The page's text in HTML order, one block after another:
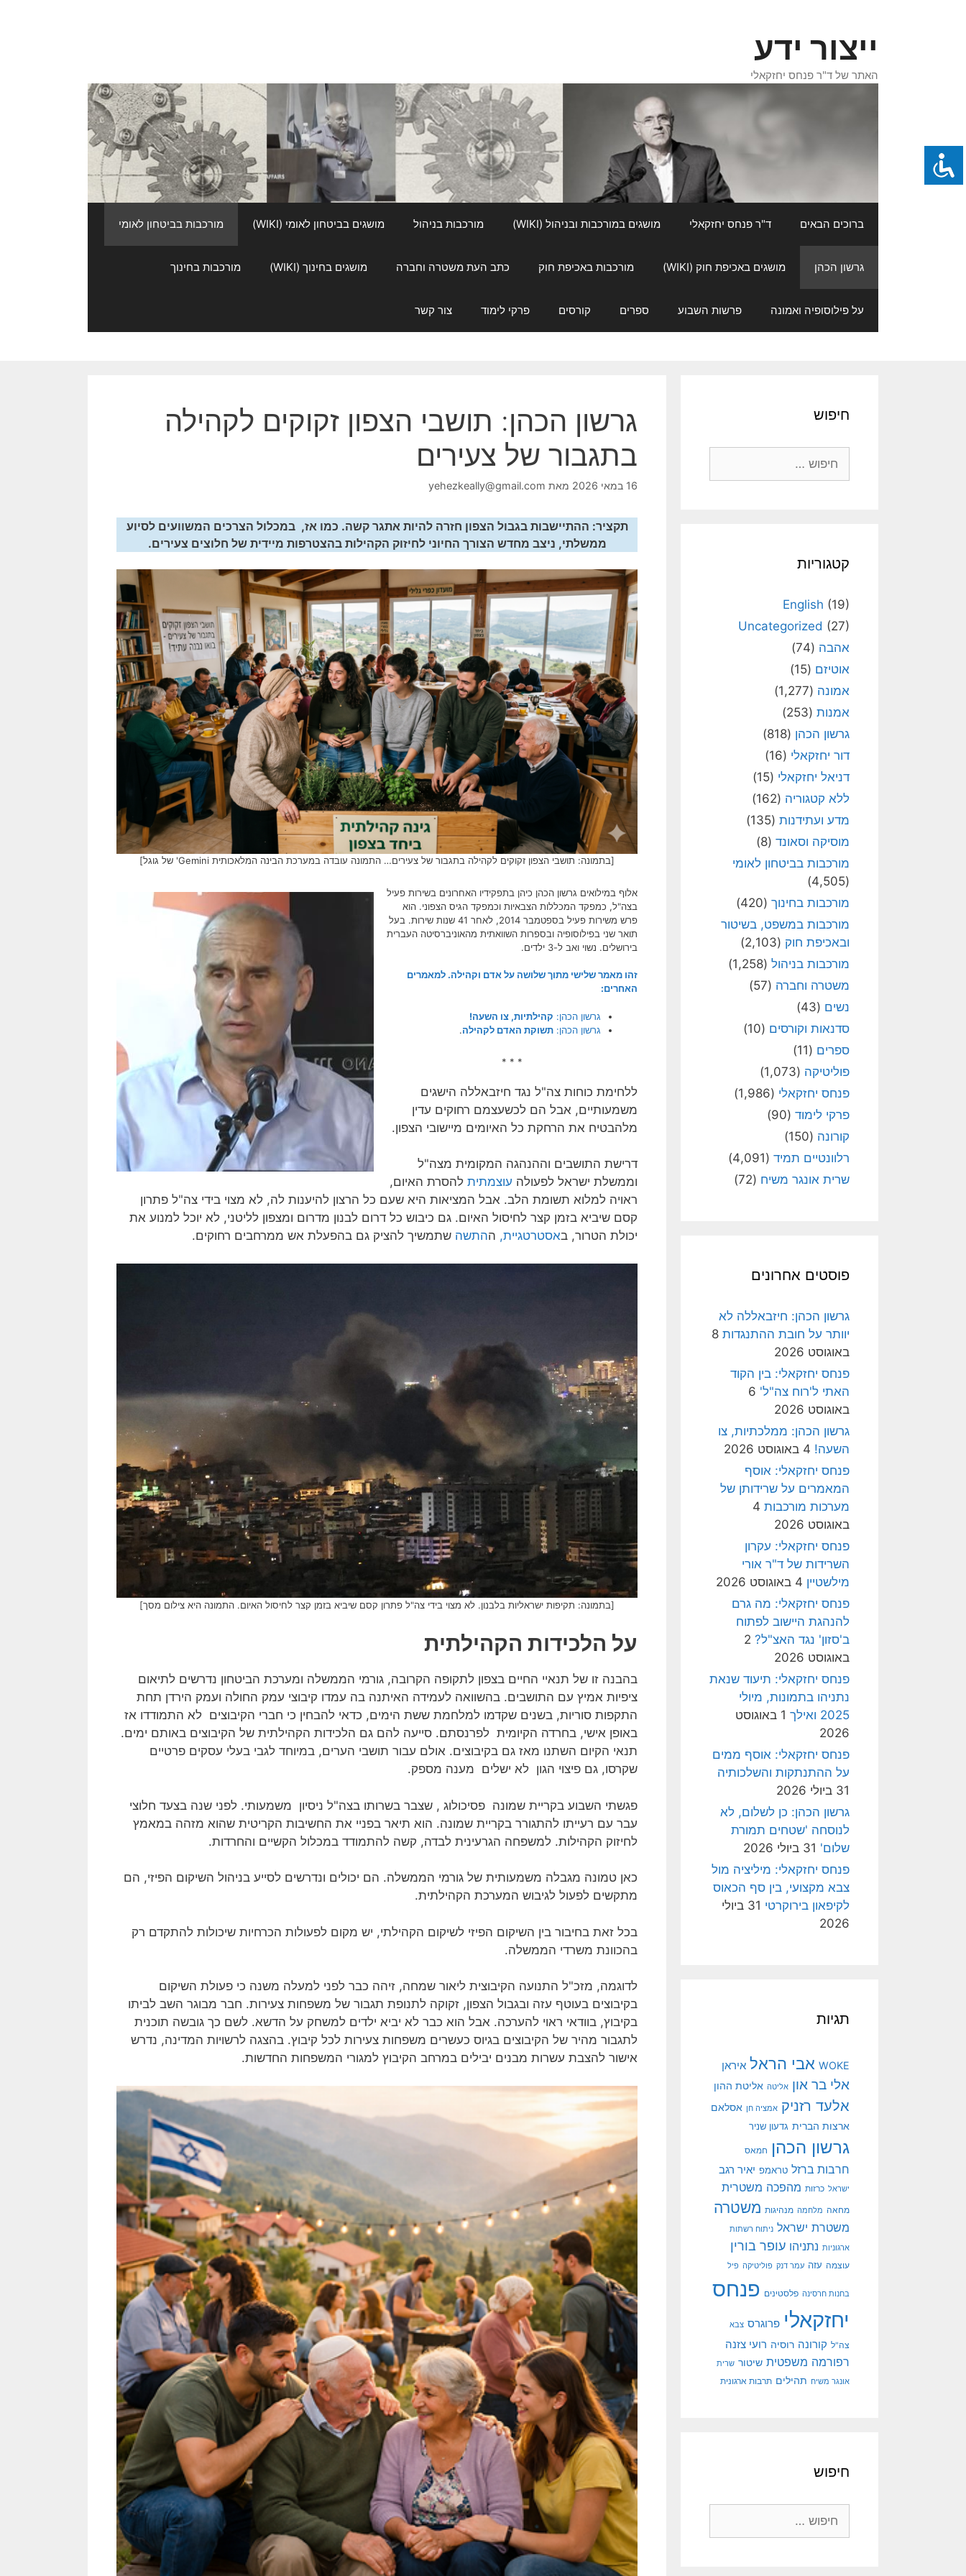
ייצור ידע
האתר של ד"ר פנחס יחזקאלי
ברוכים הבאים ד"ר פנחס יחזקאלי מושגים במורכבות ובניהול (WIKI) מורכבות בניהול מושגים בביטחון לאומי (WIKI) מורכבות בביטחון לאומי
גרשון הכהן מושגים באכיפת חוק (WIKI) מורכבות באכיפת חוק כתב העת משטרה וחברה מושגים בחינוך (WIKI) מורכבות בחינוך
על פילוסופיה ואמונה פרשות השבוע ספרים קורסים פרקי לימוד צור קשר
גרשון הכהן: תושבי הצפון זקוקים לקהילה
בתגבור של צעירים
16 במאי 2026 מאת yehezkeally@gmail.com
תקציר: ההתיישבות בגבול הצפון חזרה להיות אתגר קשה. כמו אז, במכלול הצרכים המשוועים לסיוע
ממשלתי, ניצב מחדש הצורך החיוני לחיזוק הקהילות בהצטרפות מיידית של חלוצים צעירים.
[בתמונה: תושבי הצפון זקוקים לקהילה בתגבור של צעירים… התמונה עובדה במערכת הבינה המלאכותית Gemini' של גוגל]
אלוף במילואים גרשון הכהן כיהן בתפקידיו האחרונים בשירות פעיל
בצה"ל, כמפקד המכללות הצבאיות וכמפקד הגיס הצפוני. הוא
פרש משירות פעיל בספטמבר 2014, לאחר 41 שנות שירות‏. בעל
תואר שני בפילוסופיה ובספרות השוואתית מהאוניברסיטה העברית
בירושלים. נשוי ואב ל-3 ילדים.
זהו מאמר שלישי מתוך שלושה על אדם וקהילה. למאמרים
האחרים:
גרשון הכהן: קהילתיות, צו השעה!
גרשון הכהן: תשוקת האדם לקהילה.
* * *
ללחימת כוחות צה"ל נגד חיזבאללה הישגים
משמעותיים, אבל הם לכשעצמם רחוקים עדין
מלהבטיח את הרחקת כל האיומים מיישובי הצפון.
דרישת התושבים וההנהגה המקומית מצה"ל
וממשלת ישראל לפעולה עוצמתית להסרת האיום,
ראויה למלוא תשומת הלב. אבל המציאות היא שעם כל הרצון להיענות לה, לא מצוי בידי צה"ל פתרון
קסם שיביא בזמן קצר לחיסול האיום. גם כיבוש כל דרום לבנון מדרום ומצפון לליטני, לא יוכל למנוע את
יכולת הטרור, באסטרטגיית, ההתשה שתמשיך להציק גם בהפעלת אש ממרחבים רחוקים.
[בתמונה: תקיפות ישראליות בלבנון. לא מצוי בידי צה"ל פתרון קסם שיביא בזמן קצר לחיסול האיום. התמונה היא צילום מסך]
על הלכידות הקהילתית
בהבנה זו של תנאיי החיים בצפון לתקופה הקרובה, גורמי הממשלה ומערכת הביטחון נדרשים לתיאום
ציפיות אמיץ עם התושבים. בהשוואה לעמידה האיתנה בה עמדו קיבוצי עמק החולה ועמק הירדן תחת
התקפות סוריות, בשנים שקדמו למלחמת ששת הימים, כדאי להבחין כי חברי הקיבוצים לא התמודדו אז
באופן אישי, בחרדה הקיומית לפרנסתם. סייעה להם גם הלכידות הקהילתית של הקיבוצים באותם ימים.
תנאי הקיום השתנו מאז גם בקיבוצים. אולם עבור תושבי הערים, במיוחד לגבי בעלי עסקים פרטיים
שקרסו, גם פיצוי הגון לא ישלים מענה מספק.
פגשתי השבוע בקריית שמונה פסיכולוג , שצבר בשרותו בצה"ל ניסיון משמעותי. לפני שנה בצעד חלוצי
עבר עם רעייתו להתגורר בקריית שמונה. הוא תיאר בפניי את החשיבות הקריטית שהוא מזהה במאמץ
לחיזוק הקהילות. למשפחה הגרעינית לבדה, קשה להתמודד במכלול הקשיים והחרדות.
כאן טמונה מגבלה משמעותית של גורמי הממשלה. הם יכולים ונדרשים לסייע בניהול השיקום הפיזי, הם
מתקשים לפעול לגיבוש המערכת הקהילתית.
בכל זאת בחיבור בין השיקום הפיזי לשיקום הקהילתי, יש מקום לפעולות הכרחיות שיכולות להתקדם רק
בהכוונת משרדי הממשלה.
לדוגמה, מזכ"ל התנועה הקיבוצית ליאור שמחה, זיהה כבר לפני למעלה משנה כי פעולת השיקום
בקיבוצים בעוטף עזה ובגבול הצפון, זקוקה לתנופת תגבור של משפחות צעירות. חבר מבוגר השב לביתו
בקיבוץ, בוודאי ראוי להערכה. אבל הוא כבר לא יביא ילדים למשחק על הדשא. לשם כך גובשה תוכנית
לתגבור מהיר של הקיבוצים בגיוס כעשרים משפחות צעירות לכל קיבוץ. בהצגה לרשויות המדינה, נדרש
אישור להצבת עשרות מבנים יבילים במרחב הקיבוץ למגורי המשפחות החדשות.
חיפוש
קטגוריות
English (19)
Uncategorized (27)
אהבה (74)
אוטיזם (15)
אמונה (1,277)
אמנות (253)
גרשון הכהן (818)
דור יחזקאלי (16)
דניאל יחזקאלי (15)
ללא קטגוריה (162)
מדע ועתידנות (135)
מוסיקה וסאונד (8)
מורכבות בביטחון לאומי
(4,505)
מורכבות בחינוך (420)
מורכבות במשפט, בשיטור
ובאכיפת חוק (2,103)
מורכבות בניהול (1,258)
משטרה וחברה (57)
נשים (43)
סדנאות וקורסים (10)
ספרים (11)
פוליטיקה (1,073)
פנחס יחזקאלי (1,986)
פרקי לימוד (90)
קורונה (150)
רלוונטיים תמיד (4,091)
שרית אונגר משיח (72)
פוסטים אחרונים
גרשון הכהן: חיזבאללה לא
יוותר על חובת ההתנגדות 8
באוגוסט 2026
פנחס יחזקאלי: בין הקוד
האתי ל'רוח צה"ל' 6
באוגוסט 2026
גרשון הכהן: ממלכתיות, צו
השעה! 4 באוגוסט 2026
פנחס יחזקאלי: אוסף
המאמרים על שרידותן של
מערכות מורכבות 4
באוגוסט 2026
פנחס יחזקאלי: עקרון
השרידות של ד"ר אורי
מילשטיין 4 באוגוסט 2026
פנחס יחזקאלי: מה גרם
להנהגת היישוב לפתוח
ב'סזון' נגד האצ"ל? 2
באוגוסט 2026
פנחס יחזקאלי: תיעוד שנאת
נתניהו בתמונות, מיולי
2025 ואילך
1 באוגוסט
2026
פנחס יחזקאלי: אוסף ממים
על ההתנתקות והשלכותיה
31 ביולי 2026
גרשון הכהן: כן לשלום, לא
לנוסחה 'שטחים תמורת
שלום' 31 ביולי 2026
פנחס יחזקאלי: מיליציה מול
צבא מקצועי, בין סף הכאוס
לקיפאון בירוקרטי
31 ביולי
2026
תגיות
WOKE אבי הראל איראן
אלי בר און אליטה אליטת ההון
אלעד רזניק אמציה חן אסלאם
ארצות הברית גדעון שניר
גרשון הכהן חמאס
חרבות ברזל טראמפ יאיר רגב
ישראל כרזות מהפכה משטרית
מחאה מלחמה מנהיגות משטרה
משטרת ישראל ניתוח רשתות
ארגוניות נתניהו עופר בורין
עוצמה עזה עמר דנק פוליטיקה פיל
בחנות חרסינה פלסטינים פנחס
יחזקאלי פרוגרס צבא
צה"ל קורונה רוסיה רועי צזנה
רפורמה משפטית שיטור שרית
אונגר משיח תהילים תרבות ארגונית
חיפוש